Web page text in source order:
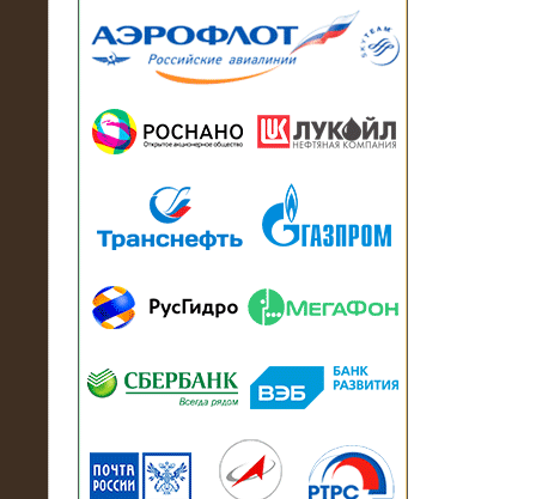
13.07.2018
модуль в контейнере 2700 кВА на
Балтийский завод
Активно-реактивные нагрузочные
модули 15 МВт (21,5 МВА) На Кубок
конфедераций